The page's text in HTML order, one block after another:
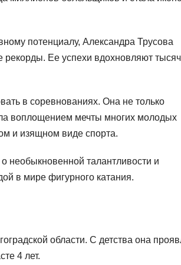
потенциалу, Александра Трусова
Ее успехи вдохновляют
в соревнованиях. Она не только
воплощением мечты многих молодых
и изящном виде спорта.
необыкновенной талантливости и
в мире фигурного катания.
области. С детства она
4 лет.